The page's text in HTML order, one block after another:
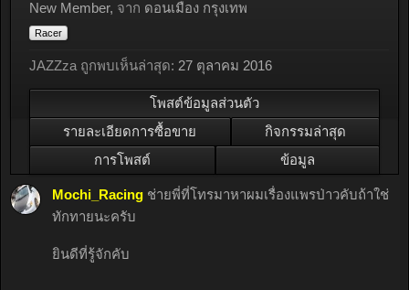
New Member, จาก ดอนเมือง กรุงเทพ
Racer
JAZZza ถูกพบเห็นล่าสุด: 27 ตุลาคม 2016
โพสต์ข้อมูลส่วนตัว
รายละเอียดการซื้อขาย
กิจกรรมล่าสุด
การโพสต์
ข้อมูล
Mochi_Racing ช่ายพี่ที่โทรมาหาผมเรื่องแพรป่าวคับถ้าใช่
ทักทายนะครับ
ยินดีที่รู้จักคับ